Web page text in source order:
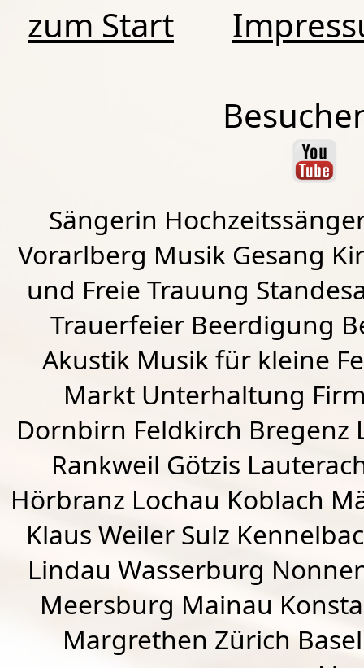
zum Start
Sängerin
Vorarlberg Musik Gesang
und Freie Trauung
Trauerfeier Beerdigung
Akustik Musik für kleine
Markt Unterhaltung
Dornbirn Feldkirch Bregenz
Rankweil Götzis
Hörbranz Lochau Koblach
Klaus Weiler Sulz
Lindau Wasserburg
Meersburg Mainau
Margrethen Zürich